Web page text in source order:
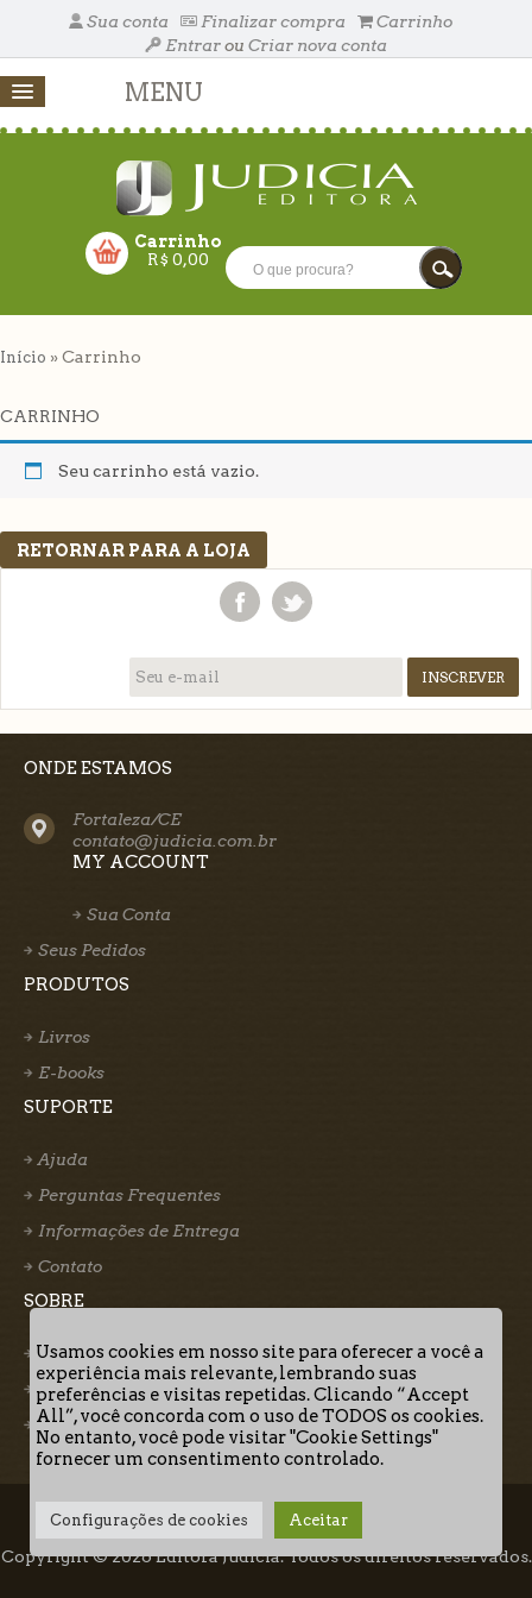
Sua conta Finalizar compra
Carrinho
Entrarou Criar nova conta
MENU
Carrinho
R$0,00
Início » Carrinho
CARRINHO
Seu carrinho está vazio.
RETORNAR PARA A LOJA
ONDE ESTAMOS
Fortaleza/CE
contato@judicia.com.br
MY ACCOUNT
Sua Conta
Seus Pedidos
PRODUTOS
Livros
E-books
SUPORTE
Ajuda
Perguntas Frequentes
Informações de Entrega
Contato
SOBRE
Quem somos
Nosso Autor
Termos de Uso
Quem Somos Informações de Entrega
Copyright © 2026 Editora Judicia. Todos os direitos reservados.
Usamos cookies em nosso site para oferecer a você a
experiência mais relevante, lembrando suas
preferências e visitas repetidas. Clicando “Accept
All”, você concorda com o uso de TODOS os cookies.
No entanto, você pode visitar "Cookie Settings"
fornecer um consentimento controlado.
Configurações de cookies Aceitar